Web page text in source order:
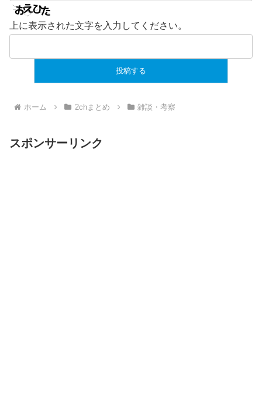
上に表示された文字を入力してください。
ホーム 2chまとめ 雑談・考察
スポンサーリンク